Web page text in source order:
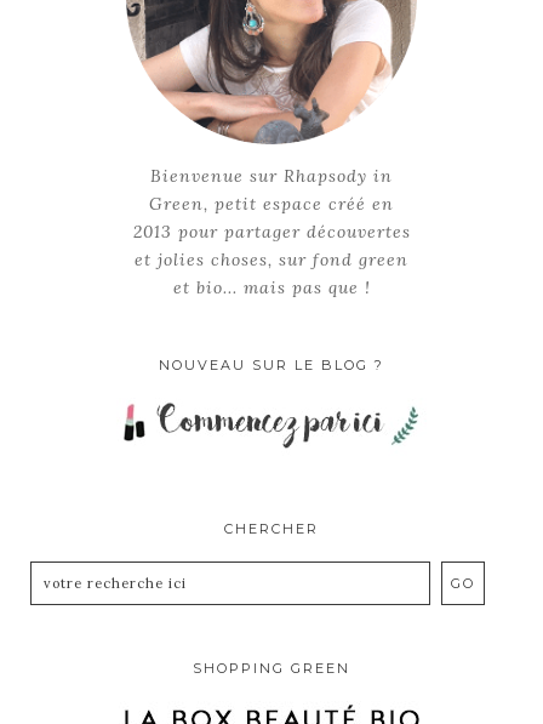
Bienvenue sur Rhapsody in
Green, petit espace créé en
2013 pour partager découvertes
et jolies choses, sur fond green
et bio... mais pas que !
NOUVEAU SUR LE BLOG ?
CHERCHER
SHOPPING GREEN